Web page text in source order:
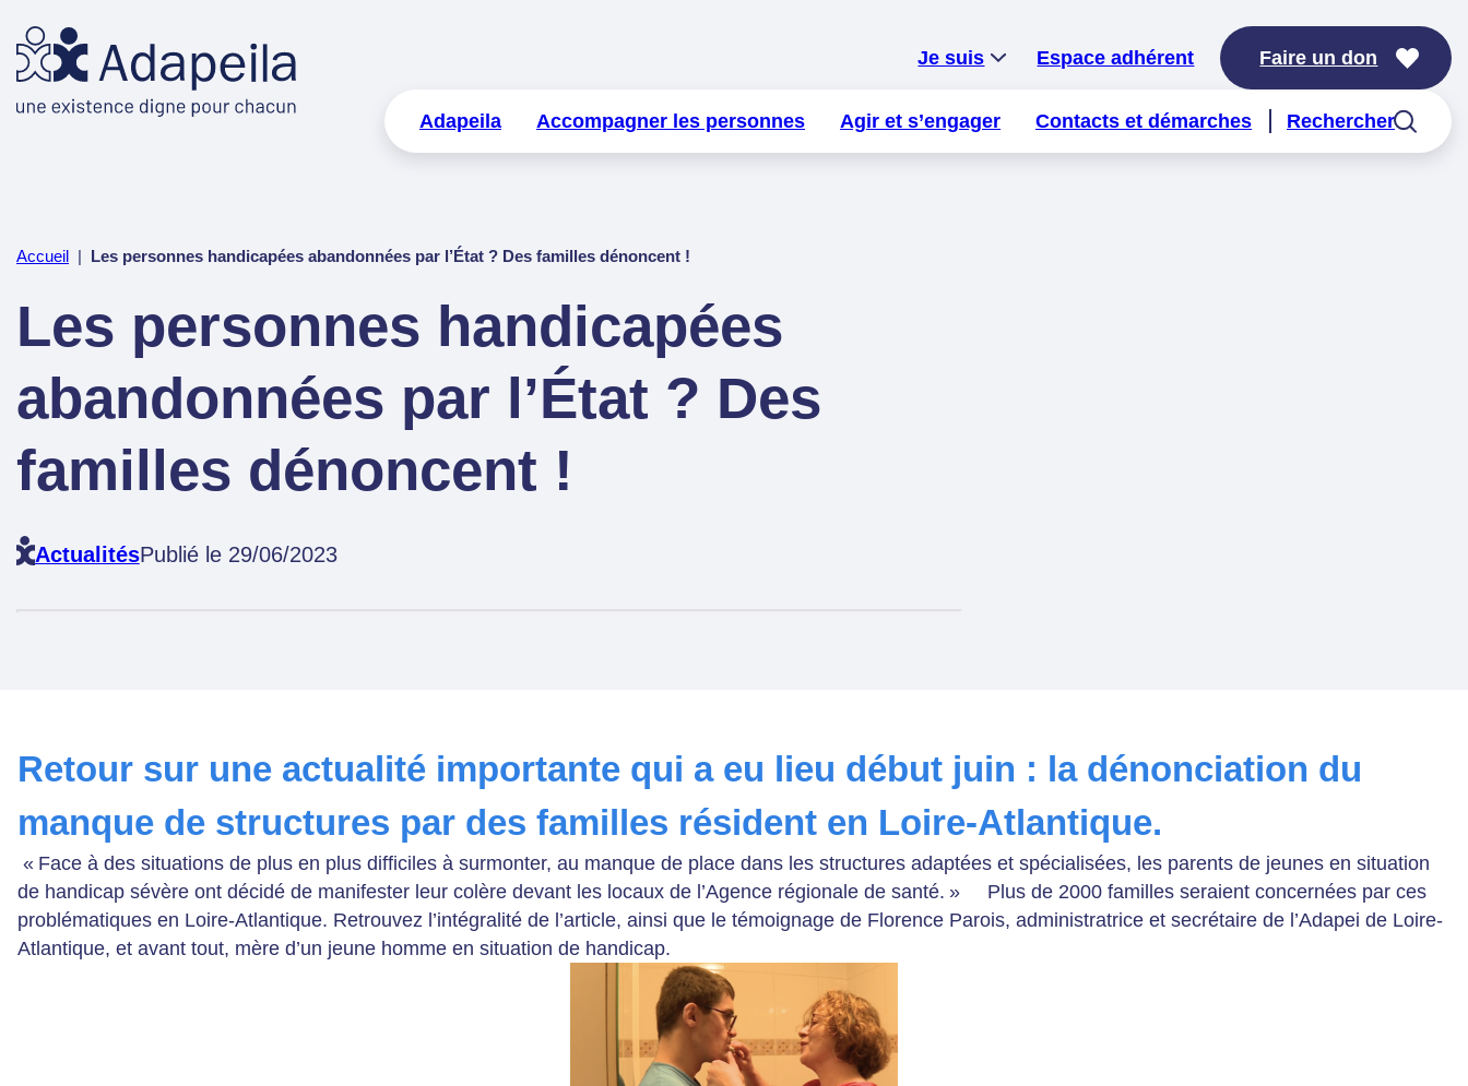
Je suis Espace adhérent Faire un don
Adapeila Accompagner les personnes Agir et s’engager Contacts et démarches Rechercher
Accueil Les personnes handicapées abandonnées par l’État ? Des familles dénoncent !
Les personnes handicapées
abandonnées par l’État ? Des
familles dénoncent !
ActualitésPublié le 29/06/2023
Retour sur une actualité importante qui a eu lieu début juin : la dénonciation du
manque de structures par des familles résident en Loire-Atlantique.
« Face à des situations de plus en plus difficiles à surmonter, au manque de place dans les structures adaptées et spécialisées, les parents de jeunes en situation
de handicap sévère ont décidé de manifester leur colère devant les locaux de l’Agence régionale de santé. » Plus de 2000 familles seraient concernées par ces
problématiques en Loire-Atlantique. Retrouvez l’intégralité de l’article, ainsi que le témoignage de Florence Parois, administratrice et secrétaire de l’Adapei de Loire-
Atlantique, et avant tout, mère d’un jeune homme en situation de handicap.